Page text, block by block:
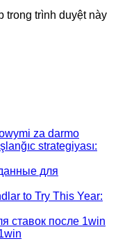
trong trình duyệt này
za darmo
strategiyası:
для
to Try This Year:
ставок после 1win